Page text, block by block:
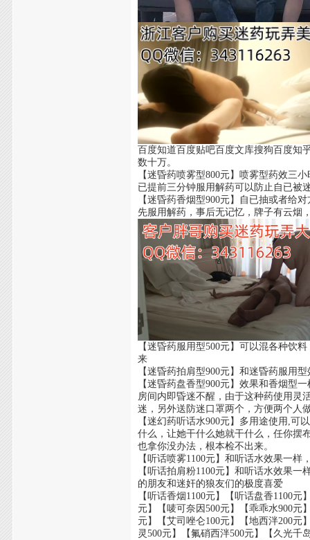
百度知道百度贴吧百度文库搜狗百度知
数十万。
【迷昏药喷雾型800元】喷雾型药效三
已提前三分钟服用解药可以防止自已被
【迷昏药香烟型900元】自已抽或者给
先服用解药，事后无记忆，牌子有云烟
【迷昏药服用型500元】可以混各种饮
来
【迷昏药拍肩型900元】和迷昏药服用
【迷昏药盘香型900元】效果和香烟型
房间内即昏迷不醒，由于这种药使用灵
迷，另外送防迷口罩两个，方便两个人
【迷幻药听话水900元】多用途使用,
什么，让她干什么她就干什么，任你摆
也拿你没办法，根本检不出来。
【听话喷雾1100元】和听话水效果一
【听话拍肩粉1100元】和听话水效果
的朋友和迷奸的狼友们的极度喜爱
【听话香烟1100元】【听话盘香1100
元】【唛可奈因500元】【乖乖水900元
元】【艾司唑仑100元】【地西泮200元
灵500元】【氟硝西泮500元】【久光千